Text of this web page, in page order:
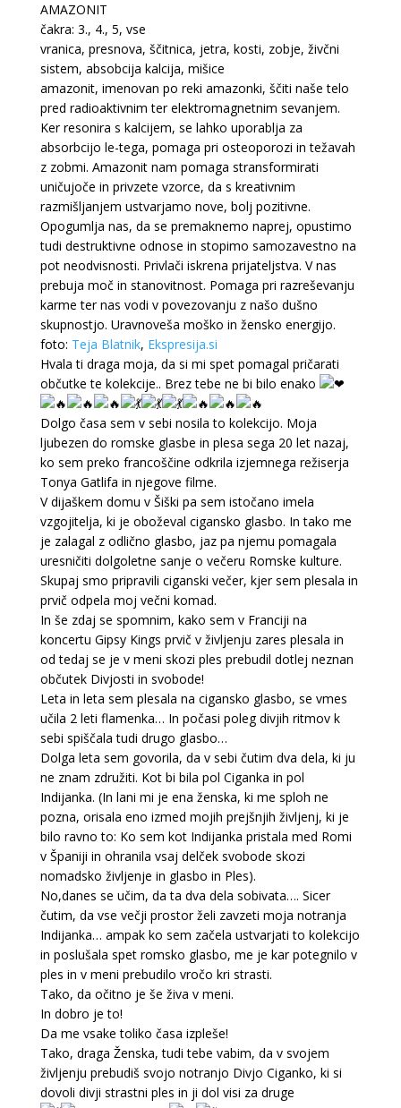
AMAZONIT
čakra: 3., 4., 5, vse
vranica, presnova, ščitnica, jetra, kosti, zobje, živčni
sistem, absobcija kalcija, mišice
amazonit, imenovan po reki amazonki, ščiti naše telo
pred radioaktivnim ter elektromagnetnim sevanjem.
Ker resonira s kalcijem, se lahko uporablja za
absorbcijo le-tega, pomaga pri osteoporozi in težavah
z zobmi. Amazonit nam pomaga stransformirati
uničujoče in privzete vzorce, da s kreativnim
razmišljanjem ustvarjamo nove, bolj pozitivne.
Opogumlja nas, da se premaknemo naprej, opustimo
tudi destruktivne odnose in stopimo samozavestno na
pot neodvisnosti. Privlači iskrena prijateljstva. V nas
prebuja moč in stanovitnost. Pomaga pri razreševanju
karme ter nas vodi v povezovanju z našo dušno
skupnostjo. Uravnoveša moško in žensko energijo.
foto: Teja Blatnik, Ekspresija.si
Hvala ti draga moja, da si mi spet pomagal pričarati
občutke te kolekcije.. Brez tebe ne bi bilo enako
Dolgo časa sem v sebi nosila to kolekcijo. Moja
ljubezen do romske glasbe in plesa sega 20 let nazaj,
ko sem preko francoščine odkrila izjemnega režiserja
Tonya Gatlifa in njegove filme.
V dijaškem domu v Šiški pa sem istočano imela
vzgojitelja, ki je oboževal cigansko glasbo. In tako me
je zalagal z odlično glasbo, jaz pa njemu pomagala
uresničiti dolgoletne sanje o večeru Romske kulture.
Skupaj smo pripravili ciganski večer, kjer sem plesala in
prvič odpela moj večni komad.
In še zdaj se spomnim, kako sem v Franciji na
koncertu Gipsy Kings prvič v življenju zares plesala in
od tedaj se je v meni skozi ples prebudil dotlej neznan
občutek Divjosti in svobode!
Leta in leta sem plesala na cigansko glasbo, se vmes
učila 2 leti flamenka… In počasi poleg divjih ritmov k
sebi spiščala tudi drugo glasbo…
Dolga leta sem govorila, da v sebi čutim dva dela, ki ju
ne znam združiti. Kot bi bila pol Ciganka in pol
Indijanka. (In lani mi je ena ženska, ki me sploh ne
pozna, orisala eno izmed mojih prejšnjih življenj, ki je
bilo ravno to: Ko sem kot Indijanka pristala med Romi
v Španiji in ohranila vsaj delček svobode skozi
nomadsko življenje in glasbo in Ples).
No,danes se učim, da ta dva dela sobivata…. Sicer
čutim, da vse večji prostor želi zavzeti moja notranja
Indijanka… ampak ko sem začela ustvarjati to kolekcijo
in poslušala spet romsko glasbo, me je kar potegnilo v
ples in v meni prebudilo vročo kri strasti.
Tako, da očitno je še živa v meni.
In dobro je to!
Da me vsake toliko časa izpleše!
Tako, draga Ženska, tudi tebe vabim, da v svojem
življenju prebudiš svojo notranjo Divjo Ciganko, ki si
dovoli divji strastni ples in ji dol visi za druge